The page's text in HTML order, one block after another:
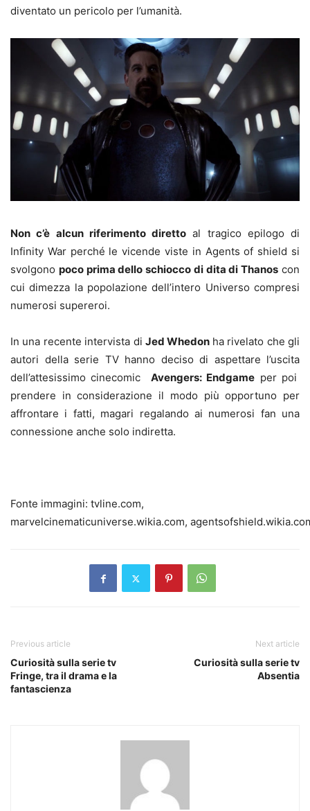
diventato un pericolo per l’umanità.
Non c’è alcun riferimento diretto al tragico epilogo di
Infinity War perché le vicende viste in Agents of shield si
svolgono poco prima dello schiocco di dita di Thanos con
cui dimezza la popolazione dell’intero Universo compresi
numerosi supereroi.
In una recente intervista di Jed Whedon ha rivelato che gli
autori della serie TV hanno deciso di aspettare l’uscita
dell’attesissimo cinecomic Avengers: Endgame per poi
prendere in considerazione il modo più opportuno per
affrontare i fatti, magari regalando ai numerosi fan una
connessione anche solo indiretta.
Fonte immagini: tvline.com,
marvelcinematicuniverse.wikia.com,
Previous article
Curiosità sulla serie tv
Fringe, tra il drama e la
fantascienza
Next article
Curiosità sulla serie tv
Absentia